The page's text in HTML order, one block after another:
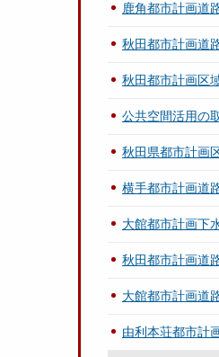
鹿角都市計画道
秋田都市計画道
秋田都市計画区
公共空間活用の
秋田県都市計画
横手都市計画道
大館都市計画下
秋田都市計画道
大館都市計画道
由利本荘都市計